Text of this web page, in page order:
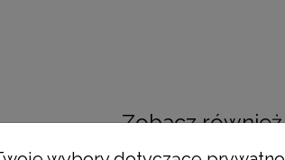
Zobacz również